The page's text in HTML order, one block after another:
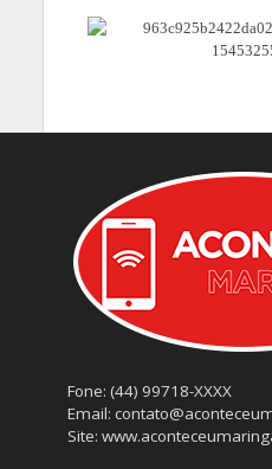
Fone: (44) 99718-XXXX
Email:
Site: